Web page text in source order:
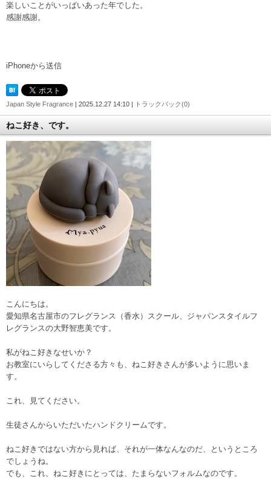
楽しいことがいっぱいあった年でした。
感謝感謝。
iPhoneから送信
Japan Style Fragrance | 2025.12.27 14:10 | トラックバック(0)
ねこ好き、です。
こんにちは。
愛知県名古屋市のフレグランス（香水）スクール、ジャパンスタイルフ
レグランスの大野智恵美です。
私がねこ好きなせいか？
お教室にいらしてくださる方々も、ねこ好きさんが多いように思いま
す。
これ、見てください。
生徒さんからいただいたハンドクリームです。
ねこ好きではない方から見れば、それが一体なんなのだ、というところ
でしょうね。
でも、これ、ねこ好きにとっては、たまらないフォルムなのです。